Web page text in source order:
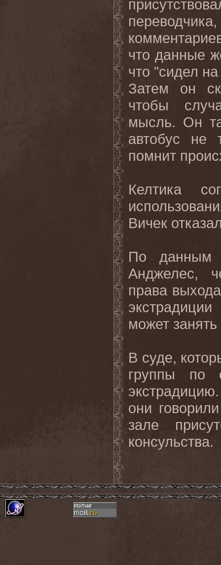
что данные
что "сидел
Затем он
чтобы
мысль. Он
автобус не
помнит
Келтика
Вичек
По данным
Анджелес,
права
может
В суде,
группы по
они
зале
консульства.